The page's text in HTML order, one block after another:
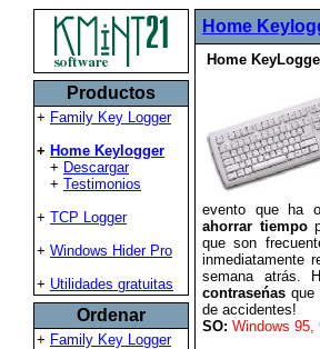
Productos
+ Family Key Logger
+ Home Keylogger
+ Descargar
+ Testimonios
+ TCP Logger
+ Windows Hider Pro
+ Utilidades gratuitas
Ordenar
+ Family Key Logger
Home
Home
evento que ha
ahorrar tiempo
que son
inmediatamente
semana atrás.
contraseńas que
de accidentes!
SO: Windows 95,